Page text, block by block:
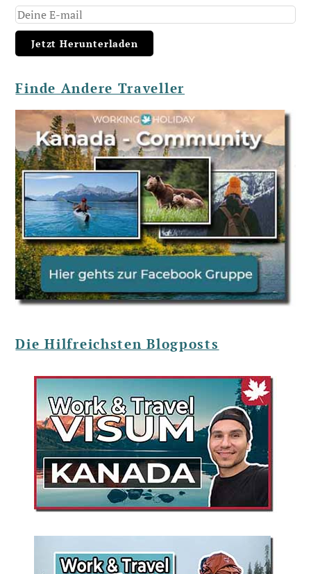
Finde Andere Traveller
Die Hilfreichsten Blogposts